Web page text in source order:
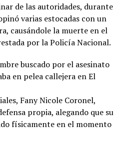
de las autoridades, durante
varias estocadas con un
causándole la muerte en el
por la Policía Nacional.
buscado por el asesinato
en pelea callejera en El
Fany Nicole Coronel,
propia, alegando que su
físicamente en el momento